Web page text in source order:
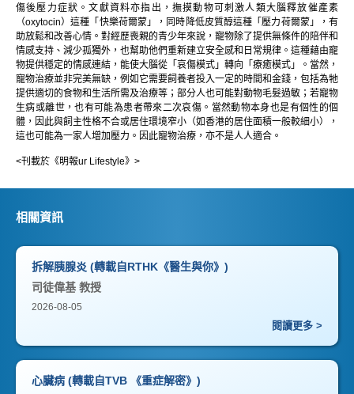
傷後壓力症狀。文獻資料亦指出，撫摸動物可刺激人類大腦釋放催產素
（oxytocin）這種「快樂荷爾蒙」，同時降低皮質醇這種「壓力荷爾蒙」，有
助放鬆和改善心情。對經歷喪親的青少年來說，寵物除了提供無條件的陪伴和
情感支持、減少孤獨外，也幫助他們重新建立安全感和日常規律。這種藉由寵
物提供穩定的情感連結，能使大腦從「哀傷模式」轉向「療癒模式」。當然，
寵物治療並非完美無缺，例如它需要飼養者投入一定的時間和金錢，包括為牠
提供適切的食物和生活所需及治療等；部分人也可能對動物毛髮過敏；若寵物
生病或離世，也有可能為患者帶來二次哀傷。當然動物本身也是有個性的個
體，因此與飼主性格不合或居住環境窄小（如香港的居住面積一般較細小），
這也可能為一家人增加壓力。因此寵物治療，亦不是人人適合。
<刊載於《明報ur Lifestyle》>
相關資訊
拆解胰腺炎 (轉載自RTHK《醫生與你》)
司徒偉基 教授
2026-08-05
閱讀更多 >
心臟病 (轉載自TVB 《重症解密》)